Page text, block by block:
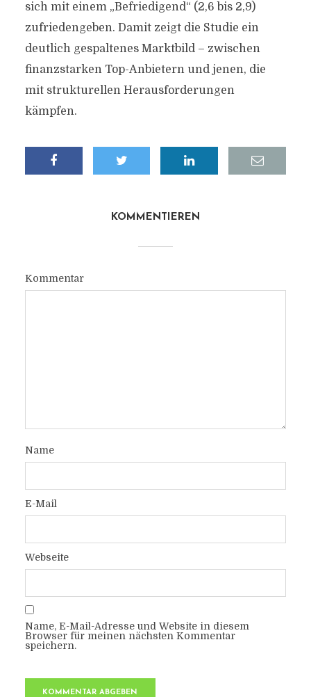
sich mit einem „Befriedigend“ (2,6 bis 2,9)
zufriedengeben. Damit zeigt die Studie ein
deutlich gespaltenes Marktbild – zwischen
finanzstarken Top-Anbietern und jenen, die
mit strukturellen Herausforderungen
kämpfen.
KOMMENTIEREN
Kommentar
Name
E-Mail
Webseite
Name, E-Mail-Adresse und Website in diesem
Browser für meinen nächsten Kommentar
speichern.